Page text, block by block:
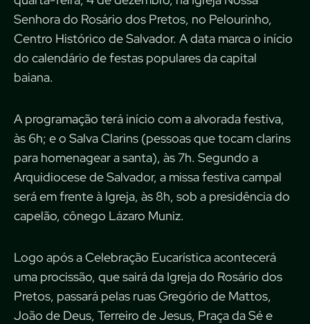
Senhora do Rosário dos Pretos, no Pelourinho,
Centro Histórico de Salvador. A data marca o início
do calendário de festas populares da capital
baiana.
A programação terá início com a alvorada festiva,
às 6h; e o Salva Clarins (pessoas que tocam clarins
para homenagear a santa), às 7h. Segundo a
Arquidiocese de Salvador, a missa festiva campal
será em frente à Igreja, às 8h, sob a presidência do
capelão, cônego Lázaro Muniz.
Logo após a Celebração Eucarística acontecerá
uma procissão, que sairá da Igreja do Rosário dos
Pretos, passará pelas ruas Gregório de Mattos,
João de Deus, Terreiro de Jesus, Praça da Sé e